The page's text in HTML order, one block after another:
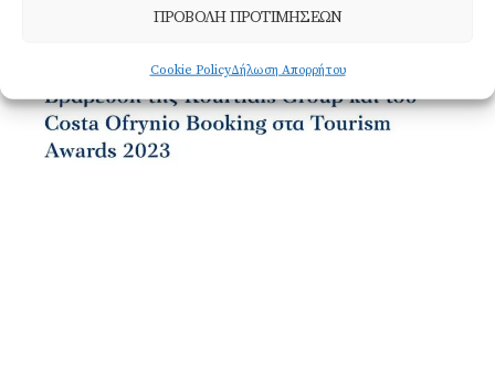
ΠΡΟΒΟΛΗ ΠΡΟΤΙΜΗΣΕΩΝ
Cookie PolicyΔήλωση Απορρήτου